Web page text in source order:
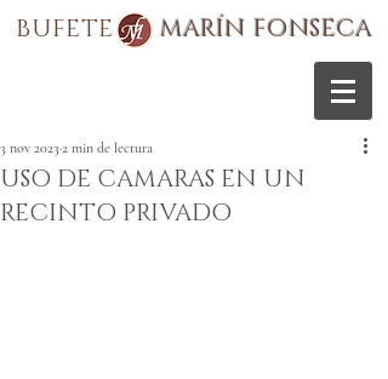
BUFETE MARÍN FONSECA
USO DE CAMARAS EN UN
RECINTO PRIVADO
3 nov 20232 min de lectura